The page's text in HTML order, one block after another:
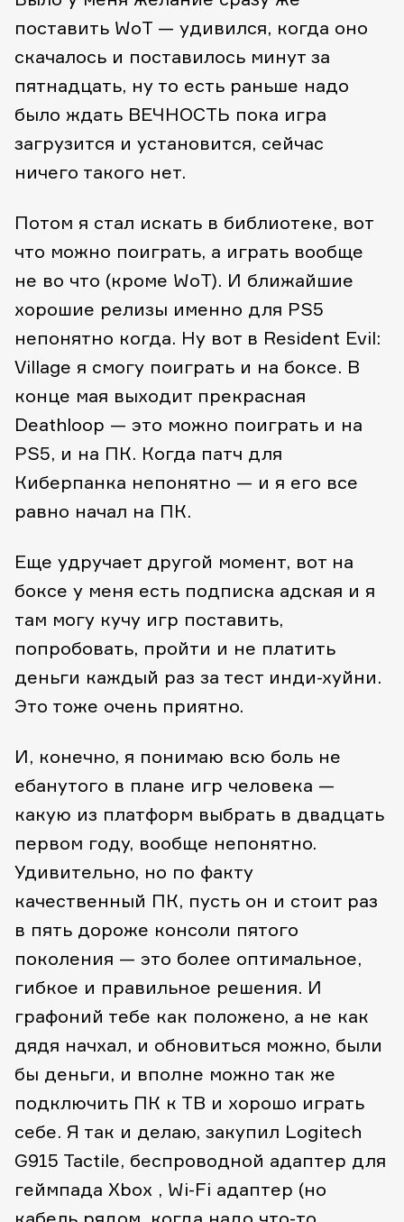
поставить WoT — удивился, когда оно
скачалось и поставилось минут за
пятнадцать, ну то есть раньше надо
было ждать ВЕЧНОСТЬ пока игра
загрузится и установится, сейчас
ничего такого нет.
Потом я стал искать в библиотеке, вот
что можно поиграть, а играть вообще
не во что (кроме WoT). И ближайшие
хорошие релизы именно для PS5
непонятно когда. Ну вот в Resident Evil:
Village я смогу поиграть и на боксе. В
конце мая выходит прекрасная
Deathloop — это можно поиграть и на
PS5, и на ПК. Когда патч для
Киберпанка непонятно — и я его все
равно начал на ПК.
Еще удручает другой момент, вот на
боксе у меня есть подписка адская и я
там могу кучу игр поставить,
попробовать, пройти и не платить
деньги каждый раз за тест инди-хуйни.
Это тоже очень приятно.
И, конечно, я понимаю всю боль не
ебанутого в плане игр человека —
какую из платформ выбрать в двадцать
первом году, вообще непонятно.
Удивительно, но по факту
качественный ПК, пусть он и стоит раз
в пять дороже консоли пятого
поколения — это более оптимальное,
гибкое и правильное решения. И
графоний тебе как положено, а не как
дядя начхал, и обновиться можно, были
бы деньги, и вполне можно так же
подключить ПК к ТВ и хорошо играть
себе. Я так и делаю, закупил Logitech
G915 Tactile, беспроводной адаптер для
геймпада Xbox , Wi-Fi адаптер (но